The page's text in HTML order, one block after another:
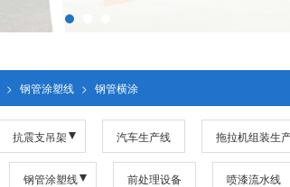
> 钢管涂塑线 > 钢管横涂
抗震支吊架 汽车生产线 拖拉机组装生
钢管涂塑线 前处理设备 喷漆流水线